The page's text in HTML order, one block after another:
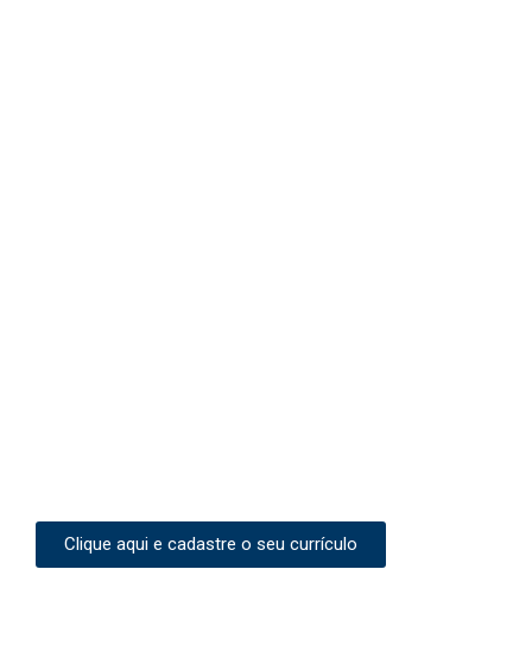
Clique aqui e cadastre o seu currículo